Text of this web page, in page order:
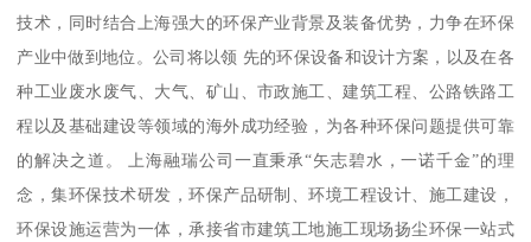
技术，同时结合上海强大的环保产业背景及装备优势，力争在环保
产业中做到地位。公司将以领 先的环保设备和设计方案，以及在各
种工业废水废气、大气、矿山、市政施工、建筑工程、公路铁路工
程以及基础建设等领域的海外成功经验，为各种环保问题提供可靠
的解决之道。 上海融瑞公司一直秉承“矢志碧水，一诺千金”的理
念，集环保技术研发，环保产品研制、环境工程设计、施工建设，
环保设施运营为一体，承接省市建筑工地施工现场扬尘环保一站式